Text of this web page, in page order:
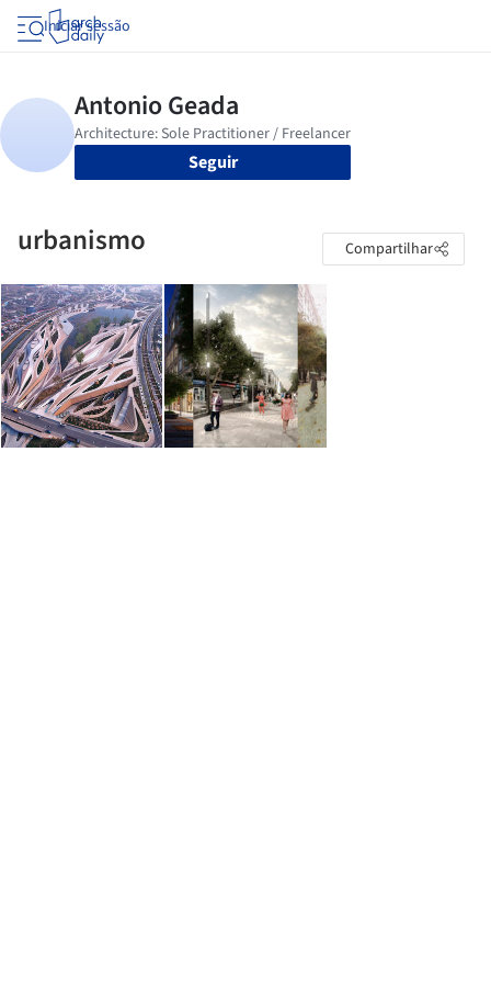
Iniciar sessão
Seguir
urbanismo Compartilhar